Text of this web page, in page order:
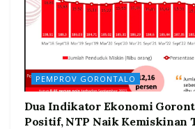
PEMPROV GORONTALO
Dua Indikator Ekonomi
Positif, NTP Naik Kemiskinan